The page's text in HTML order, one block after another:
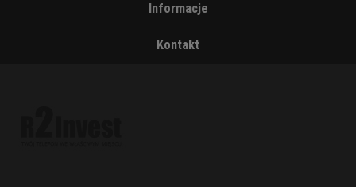
Informacje
Kontakt